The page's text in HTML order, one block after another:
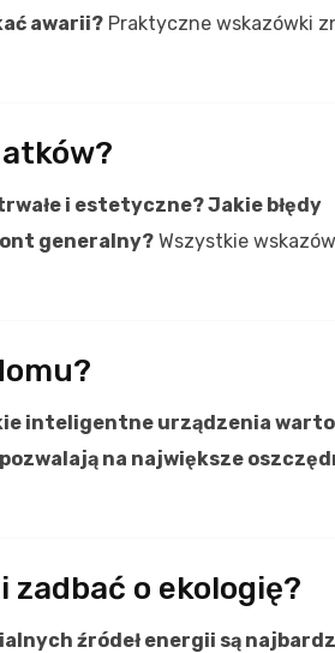
awarii? Praktyczne wskazówki
i estetyczne? Jakie błędy
generalny? Wszystkie
inteligentne urządzenia warto
na największe
o ekologię?
źródeł energii są